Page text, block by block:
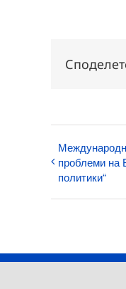
проблеми на
политики“